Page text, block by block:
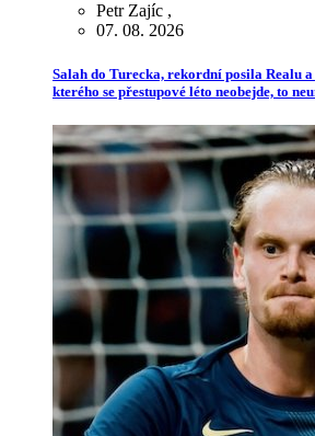
Petr Zajíc ,
07. 08. 2026
Salah do Turecka, rekordní posila Realu
kterého se přestupové léto neobejde, to